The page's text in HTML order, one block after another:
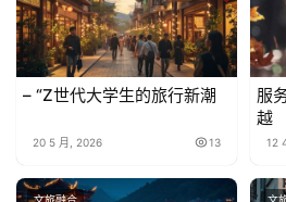
– “Z世代大学生的旅行新潮
20 5 月, 2026 13
服
越
12